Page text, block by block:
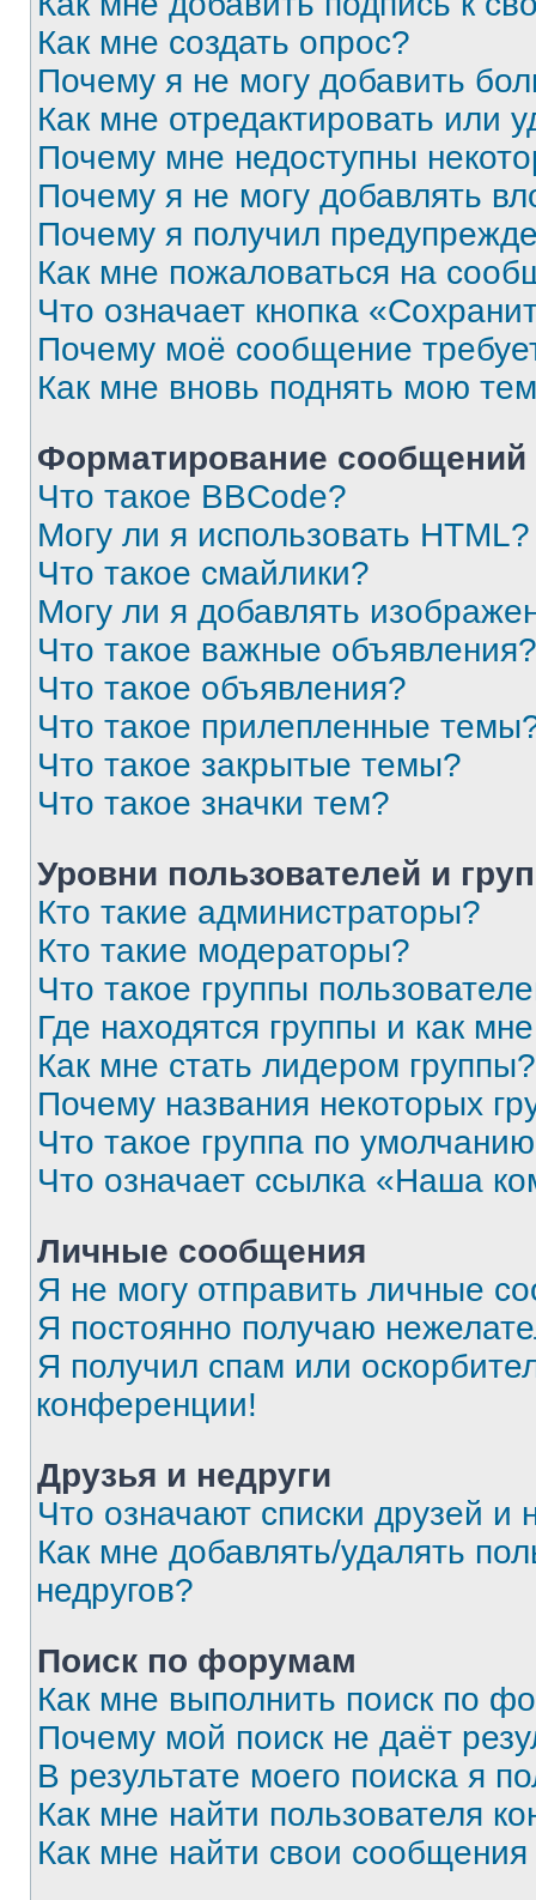
Как мне создать опрос?
Почему я не могу добавить
Как мне отредактировать или
Почему мне недоступны
Почему я не могу добавлять
Почему я получил
Как мне пожаловаться на
Что означает кнопка
Почему моё сообщение
Как мне вновь поднять мою
Форматирование
Что такое BBCode?
Могу ли я использовать HTML?
Что такое смайлики?
Могу ли я добавлять
Что такое важные объявления?
Что такое объявления?
Что такое прилепленные
Что такое закрытые темы?
Что такое значки тем?
Уровни пользователей и
Кто такие администраторы?
Кто такие модераторы?
Что такое группы
Где находятся группы и как
Как мне стать лидером группы?
Почему названия некоторых
Что такое группа по
Что означает ссылка «Наша
Личные сообщения
Я не могу отправить личные
Я постоянно получаю
Я получил спам или
конференции!
Друзья и недруги
Что означают списки друзей и
Как мне добавлять/удалять
недругов?
Поиск по форумам
Как мне выполнить поиск по
Почему мой поиск не даёт
В результате моего поиска я
Как мне найти пользователя
Как мне найти свои